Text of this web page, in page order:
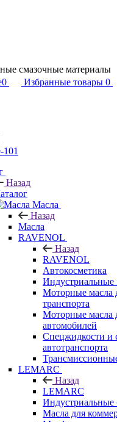
смазочные материалы
0 Избранные товары 0
101
Назад
Масла
Назад
Масла
RAVENOL
Назад
RAVENOL
Автокосметика
Индустриальные
Моторные масла
транспорта
Моторные масла
автомобилей
Спецжидкости и
автотранспорта
LEMARC
Назад
LEMARC
Индустриальные
Масла для